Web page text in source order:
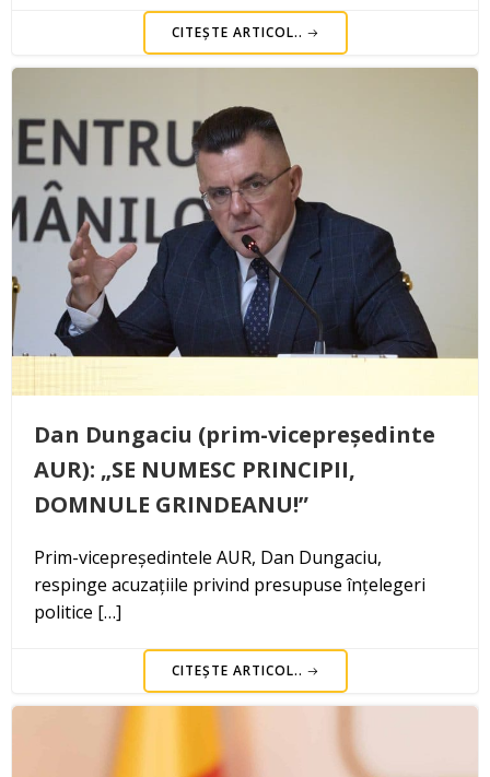
CITEȘTE ARTICOL..
Dan Dungaciu (prim-vicepreședinte
AUR): „SE NUMESC PRINCIPII,
DOMNULE GRINDEANU!”
Prim-vicepreședintele AUR, Dan Dungaciu,
respinge acuzațiile privind presupuse înțelegeri
politice […]
CITEȘTE ARTICOL..